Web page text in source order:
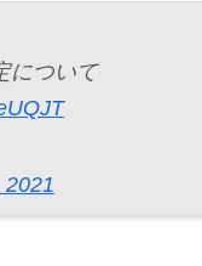
について
2021